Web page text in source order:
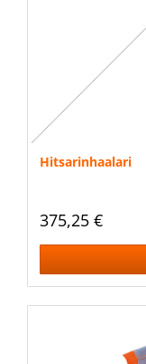
Hitsarinhaalari
375,25 €